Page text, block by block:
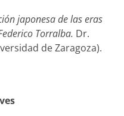
japonesa de las eras
Torralba. Dr.
de Zaragoza).